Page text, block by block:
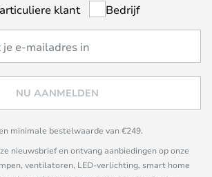
klant Bedrijf
NU AANMELDEN
minimale bestelwaarde van €249.
nieuwsbrief en ontvang aanbiedingen op onze
ventilatoren, LED-verlichting, smart home